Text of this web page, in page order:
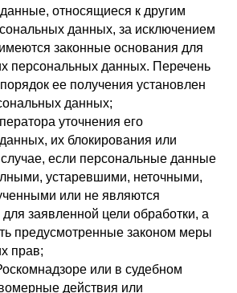
относящиеся к другим
данных, за исключением
законные основания для
персональных данных. Перечень
ее получения установлен
данных;
уточнения его
их блокирования или
если персональные данные
устаревшими, неточными,
или не являются
заявленной цели обработки, а
предусмотренные законом меры
прав;
или в судебном
действия или